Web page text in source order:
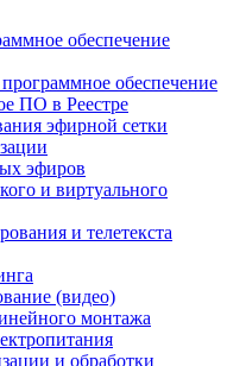
обеспечение
обеспечение
ПО в Реестре
эфирной сетки
эфиров
и виртуального
и телетекста
(видео)
монтажа
и обработки